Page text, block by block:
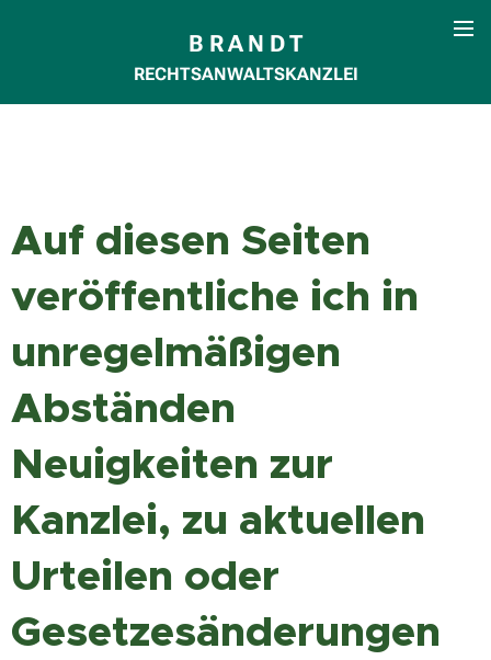
B R A N D T
RECHTSANWALTSKANZLEI
Auf diesen Seiten
veröffentliche ich in
unregelmäßigen
Abständen
Neuigkeiten zur
Kanzlei, zu aktuellen
Urteilen oder
Gesetzesänderungen